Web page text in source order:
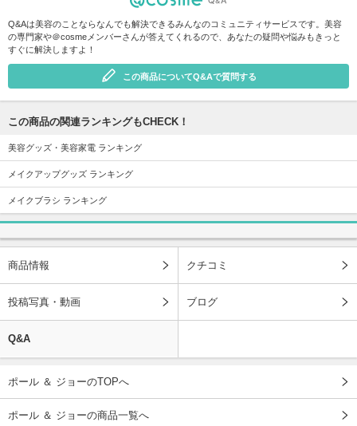
Q&Aは美容のことならなんでも解決できるみんなのコミュニティサービスです。美容
の専門家や＠cosmeメンバーさんが答えてくれるので、あなたの疑問や悩みもきっと
すぐに解決しますよ！
この商品についてQ&Aで質問する
この商品の関連ランキングもCHECK！
美容グッズ・美容家電 ランキング
メイクアップグッズ ランキング
メイクブラシ ランキング
商品情報 クチコミ
投稿写真・動画 ブログ
Q&A
ポール ＆ ジョーのTOPへ
ポール ＆ ジョーの商品一覧へ